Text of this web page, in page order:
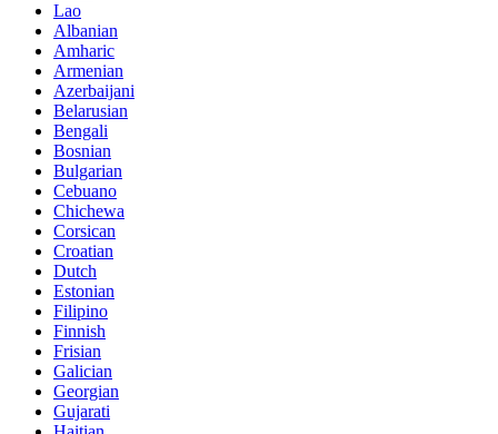
Lao
Albanian
Amharic
Armenian
Azerbaijani
Belarusian
Bengali
Bosnian
Bulgarian
Cebuano
Chichewa
Corsican
Croatian
Dutch
Estonian
Filipino
Finnish
Frisian
Galician
Georgian
Gujarati